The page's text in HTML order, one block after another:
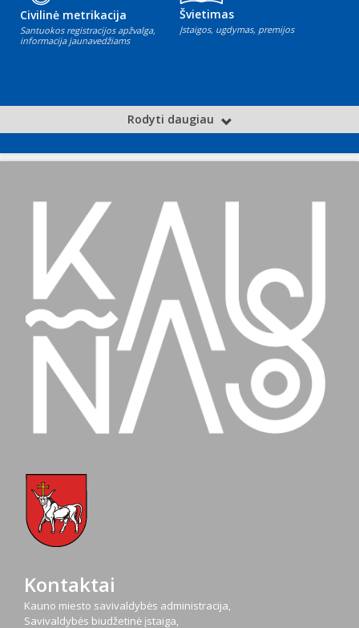
Civilinė metrikacija
Santuokos registracijos apžvalga,
informacija jaunavedžiams
Švietimas
Įstaigos, ugdymas, premijos
Rodyti daugiau
Kontaktai
Kauno miesto savivaldybės administracija,
Savivaldybės biudžetinė įstaiga,